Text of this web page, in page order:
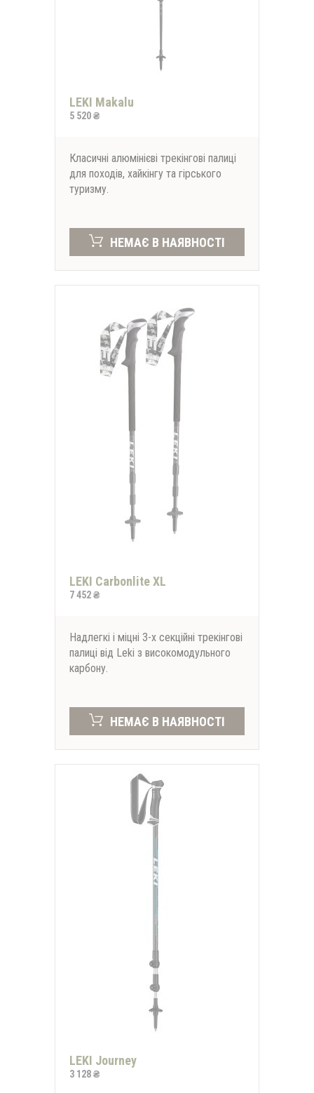
LEKI Makalu
5 520 ₴
Класичні алюмінієві трекінгові палиці
для походів, хайкінгу та гірського
туризму.
НЕМАЄ В НАЯВНОСТІ
LEKI Carbonlite XL
7 452 ₴
Надлегкі і міцні 3-х секційні трекінгові
палиці від Leki з високомодульного
карбону.
НЕМАЄ В НАЯВНОСТІ
LEKI Journey
3 128 ₴
на всі футболки
онлайн та в магазинах KomandaEx
Отримати знижку